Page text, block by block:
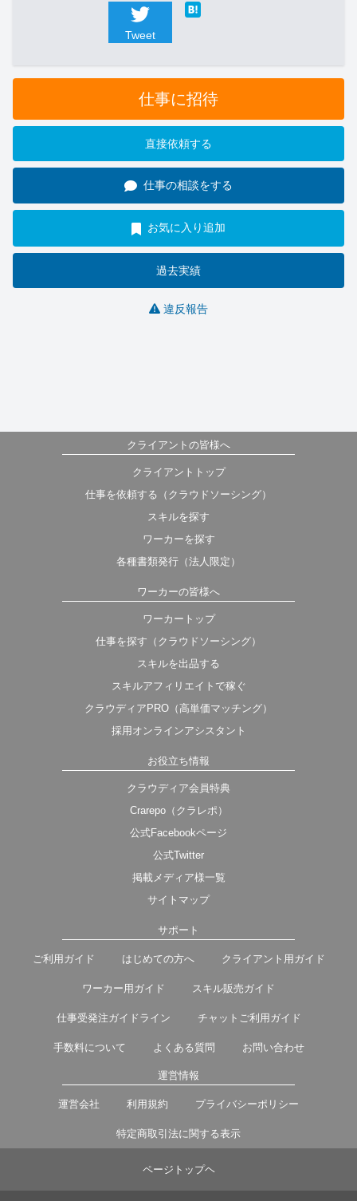
Tweet
仕事に招待
直接依頼する
仕事の相談をする
お気に入り追加
過去実績
違反報告
クライアントの皆様へ
クライアントトップ
仕事を依頼する（クラウドソーシング）
スキルを探す
ワーカーを探す
各種書類発行（法人限定）
ワーカーの皆様へ
ワーカートップ
仕事を探す（クラウドソーシング）
スキルを出品する
スキルアフィリエイトで稼ぐ
クラウディアPRO（高単価マッチング）
採用オンラインアシスタント
お役立ち情報
クラウディア会員特典
Crarepo（クラレポ）
公式Facebookページ
公式Twitter
掲載メディア様一覧
サイトマップ
サポート
ご利用ガイド はじめての方へ クライアント用ガイド
ワーカー用ガイド スキル販売ガイド
仕事受発注ガイドライン チャットご利用ガイド
手数料について よくある質問 お問い合わせ
運営情報
運営会社 利用規約 プライバシーポリシー
特定商取引法に関する表示
ページトップヘ